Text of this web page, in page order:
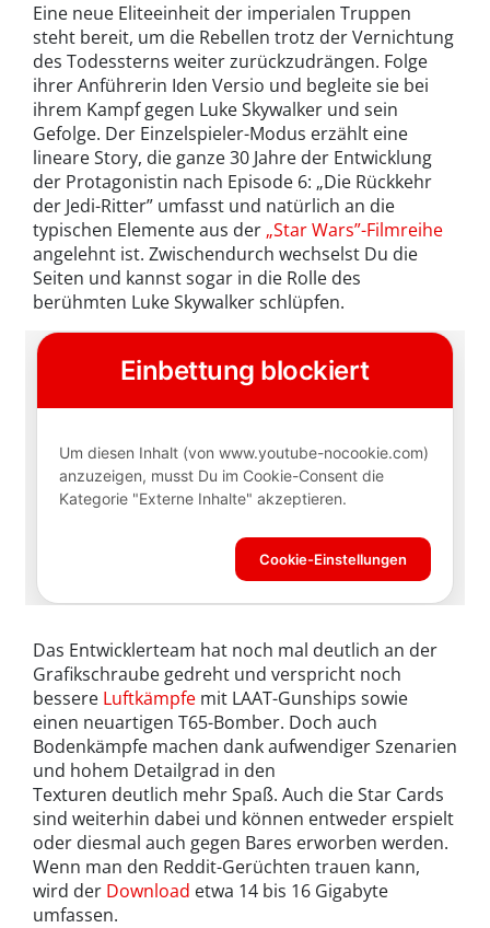
Eine neue Eliteeinheit der imperialen Truppen
steht bereit, um die Rebellen trotz der Vernichtung
des Todessterns weiter zurückzudrängen. Folge
ihrer Anführerin Iden Versio und begleite sie bei
ihrem Kampf gegen Luke Skywalker und sein
Gefolge. Der Einzelspieler-Modus erzählt eine
lineare Story, die ganze 30 Jahre der Entwicklung
der Protagonistin nach Episode 6: „Die Rückkehr
der Jedi-Ritter” umfasst und natürlich an die
typischen Elemente aus der „Star Wars”-Filmreihe
angelehnt ist. Zwischendurch wechselst Du die
Seiten und kannst sogar in die Rolle des
berühmten Luke Skywalker schlüpfen.
Das Entwicklerteam hat noch mal deutlich an der
Grafikschraube gedreht und verspricht noch
bessere Luftkämpfe mit LAAT-Gunships sowie
einen neuartigen T65-Bomber. Doch auch
Bodenkämpfe machen dank aufwendiger Szenarien
und hohem Detailgrad in den
Texturen deutlich mehr Spaß. Auch die Star Cards
sind weiterhin dabei und können entweder erspielt
oder diesmal auch gegen Bares erworben werden.
Wenn man den Reddit-Gerüchten trauen kann,
wird der Download etwa 14 bis 16 Gigabyte
umfassen.